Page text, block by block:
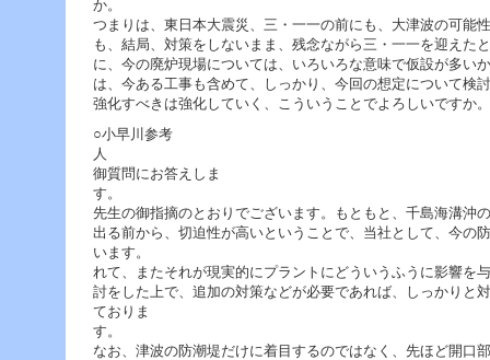
つまりは、東日本大震災、三・一一の前にも、大津波の可能
も、結局、対策をしないまま、残念ながら三・一一を迎えた
に、今の廃炉現場については、いろいろな意味で仮設が多い
は、今ある工事も含めて、しっかり、今回の想定について検
強化すべきは強化していく、こういうことでよろしいですか。
○小早川参考
御質問にお答えしま
先生の御指摘のとおりでございます。もともと、千島海溝沖
出る前から、切迫性が高いということで、当社として、今の
います。 新しいリス
れて、またそれが現実的にプラントにどういうふうに影響を
討をした上で、追加の対策などが必要であれば、しっかりと
ておりま
なお、津波の防潮堤だけに着目するのではなく、先ほど開口